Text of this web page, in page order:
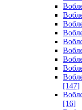
[147]
[16]